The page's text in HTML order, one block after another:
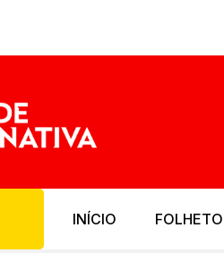
INÍCIO FOLHETO